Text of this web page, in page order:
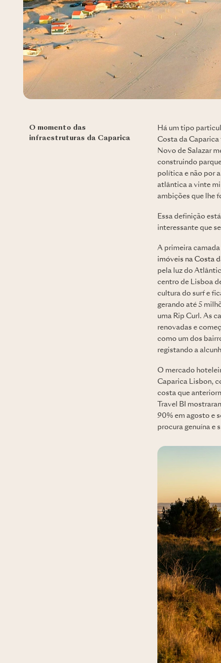
O momento das
infraestruturas da Caparica
Há um tipo
Costa da Caparica
Novo de Salazar
construindo
política e não por
atlântica a vinte
ambições que lhe
Essa definição
interessante que
A primeira
imóveis na Costa
pela luz do
centro de Lisboa
cultura do surf e
gerando até 5
uma Rip Curl. As
renovadas e
como um dos
registando a
O mercado
Caparica Lisbon,
costa que
Travel BI
90% em agosto e
procura genuína e